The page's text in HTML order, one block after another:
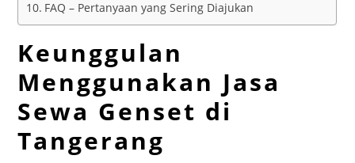
FAQ – Pertanyaan yang Sering Diajukan
Keunggulan
Menggunakan Jasa
Sewa Genset di
Tangerang